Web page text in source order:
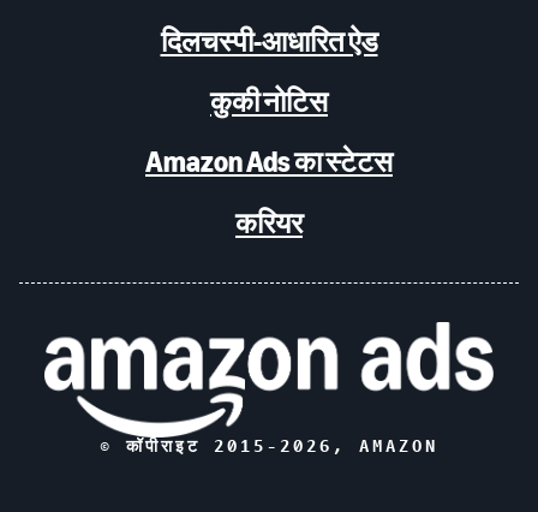
दिलचस्पी-आधारित ऐड
कुकी नोटिस
Amazon Ads का स्टेटस
करियर
© कॉपीराइट 2015- 2026 , AMAZON